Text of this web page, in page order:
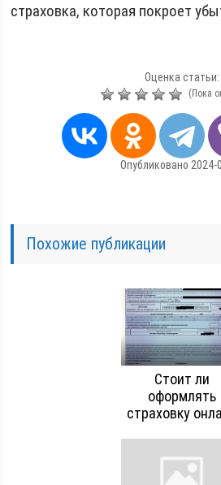
страховка, которая покроет
Оценка статьи:
(Пока
Опубликовано 2024-
Похожие публикации
Стоит ли
оформлять
страховку